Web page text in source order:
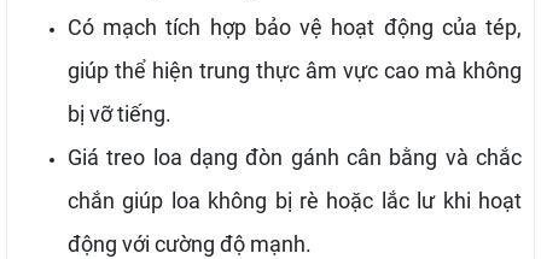
Có mạch tích hợp bảo vệ hoạt động của tép,
giúp thể hiện trung thực âm vực cao mà không
bị vỡ tiếng.
Giá treo loa dạng đòn gánh cân bằng và chắc
chắn giúp loa không bị rè hoặc lắc lư khi hoạt
động với cường độ mạnh.